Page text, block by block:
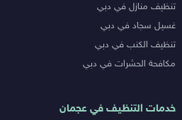
المدن
تنظيف منازل في دبي
غسيل سجاد في دبي
تنظيف الكنب في دبي
مكافحة الحشرات في دبي
خدمات التنظيف في عجمان